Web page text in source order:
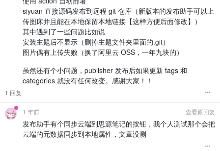
siyuan 直接源码发布到远程 git 仓库（新版本的发布助手可以上
传图床并且能在本地保留本地链接【这样方便后面修改】）
其中遇到了一些问题比如说
安装主题后不显示（删掉主题文件夹里面的.git）
图片偶有上传失败（换了阿里云 OSS，一年九块的）
虽然还有个小问题，publisher 发布后如果更新 tags 和
categories 就没有任何改变。感谢大家！！
1 回复
1 年前 查看原回复
发布助手有个同步云端到思源笔记的按钮，我个人测试那个会把
云端的元数据同步到本地属性，文章没测